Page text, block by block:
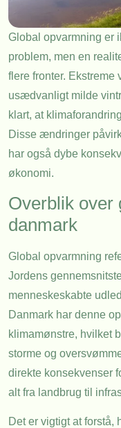
Global opvarmning er
problem, men en
flere fronter. Ekstreme
usædvanligt milde
klart, at
Disse ændringer
har også dybe
økonomi.
Overblik over
danmark
Global opvarmning
Jordens
menneskeskabte
Danmark har denne
klimamønstre, hvilket
storme og
direkte konsekvenser
alt fra landbrug til
Det er vigtigt at